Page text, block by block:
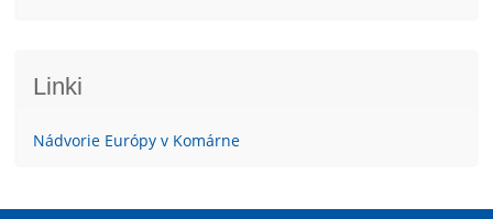
Linki
Nádvorie Európy v Komárne